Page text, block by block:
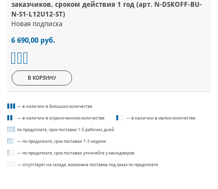
заказчиков, сроком действия 1 год (арт. N-DSKOFF-BU-
N-S1-L12U12-ST)
Новая подписка
6 690,00 руб.
В КОРЗИНУ
— в наличии в большом количестве
— в наличии в ограниченном количестве — в наличии в малом количестве
по предоплате, срок поставки 1-5 рабочих дней
— по предоплате, срок поставки 1-3 недели
— по предоплате, срок поставки уточняйте у менеджеров
— отсутствует на складе, возможна поставка под заказ по предоплате